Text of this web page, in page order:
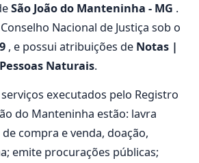
São João do Manteninha - MG .
Nacional de Justiça sob o
, e possui atribuições de Notas |
Naturais.
executados pelo Registro
do Manteninha estão: lavra
compra e venda, doação,
emite procurações públicas;